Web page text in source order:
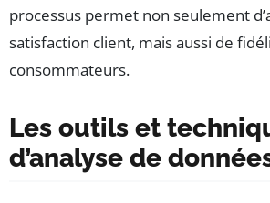
processus permet non seulement
satisfaction client, mais aussi de
consommateurs.
Les outils et
d’analyse de